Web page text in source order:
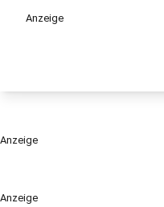
Anzeige
Anzeige
Anzeige